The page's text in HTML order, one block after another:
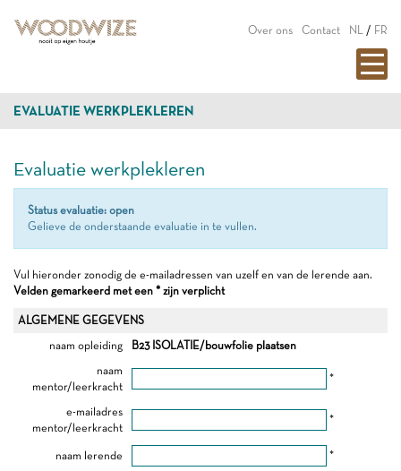
Over ons Contact NL / FR
EVALUATIE WERKPLEKLEREN
Evaluatie werkplekleren
Status evaluatie: open
Gelieve de onderstaande evaluatie in te vullen.
Vul hieronder zonodig de e-mailadressen van uzelf en van de lerende aan.
Velden gemarkeerd met een * zijn verplicht
ALGEMENE GEGEVENS
naam opleiding
B23 ISOLATIE/bouwfolie plaatsen
naam
mentor/leerkracht
*
e-mailadres
mentor/leerkracht
*
naam lerende *